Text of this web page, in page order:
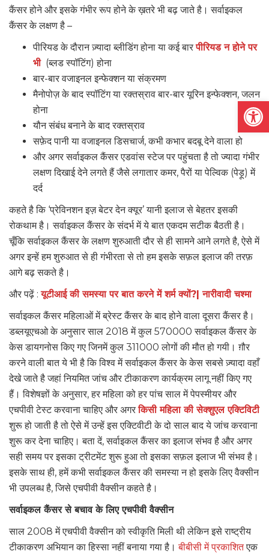
कैंसर होने और इसके गंभीर रूप होने के ख़तरे भी बढ़ जाते है। सर्वाइकल
कैंसर के लक्षण है –
पीरियड के दौरान ज़्यादा ब्लीडिंग होना या कई बारपीरियड न होने पर
भी(ब्लड स्पॉटिंग) होना
बार-बार वजाइनल इन्फेक्शन या संक्रमण
मैनोपोज़ के बाद स्पॉटिंग या रक्तस्राव बार-बार यूरिन इन्फेक्शन, जलन
होना
यौन संबंध बनाने के बाद रक्तस्राव
सफ़ेद पानी या वजाइनल डिसचार्ज, कभी कभार बदबू देने वाला हो
और अगर सर्वाइकल कैंसर एडवांस स्टेज पर पहुंचता है तो ज्यादा गंभीर
लक्षण दिखाई देने लगते हैं जैसे लगातार कमर, पैरों या पेल्विक (पेड़ू) में
दर्द
कहते है कि ‘प्रेविनशन इज़ बेटर देन क्यूर’ यानी इलाज से बेहतर इसकी
रोकथाम है। सर्वाइकल कैंसर के संदर्भ में ये बात एकदम सटीक बैठती है।
चूँकि सर्वाइकल कैंसर के लक्षण शुरुआती दौर से ही सामने आने लगते है, ऐसे में
अगर इन्हें हम शुरुआत से ही गंभीरता से तो हम इसके सफ़ल इलाज की तरफ़
आगे बढ़ सकते है।
और पढ़ें :यूटीआई की समस्या पर बात करने में शर्म क्यों?| नारीवादी चश्मा
सर्वाइकल कैंसर महिलाओं में ब्रेस्ट कैंसर के बाद होने वाला दूसरा कैंसर है।
डब्लयूएचओ के अनुसार साल 2018 में कुल 570000 सर्वाइकल कैंसर के
केस डायगनोस किए गए जिनमें कुल 311000 लोगों की मौत हो गयी। ग़ौर
करने वाली बात ये भी है कि विश्व में सर्वाइकल कैंसर के केस सबसे ज़्यादा वहाँ
देखे जाते है जहां नियमित जांच और टीकाकरण कार्यक्रम लागू नहीं किए गए
हैं। विशेषज्ञों के अनुसार, हर महिला को हर पांच साल में पेपस्मीयर और
एचपीवी टेस्ट करवाना चाहिए और अगरकिसी महिला की सेक्शुएल एक्टिविटी
शुरू हो जाती है तो ऐसे में उन्हें इस एक्टिवीटी के दो साल बाद ये जांच करवाना
शुरू कर देना चाहिए। बता दें, सर्वाइकल कैंसर का इलाज संभव है और अगर
सही समय पर इसका ट्रीटमेंट शुरू हुआ तो इसका सफ़ल इलाज भी संभव है।
इसके साथ ही, हमें कभी सर्वाइकल कैंसर की समस्या न हो इसके लिए वैक्सीन
भी उपलब्ध है, जिसे एचपीवी वैक्सीन कहते है।
सर्वाइकल कैंसर से बचाव के लिए एचपीवी वैक्सीन
साल 2008 में एचपीवी वैक्सीन को स्वीकृति मिली थी लेकिन इसे राष्ट्रीय
टीकाकरण अभियान का हिस्सा नहीं बनाया गया है।बीबीसी में प्रकाशितएक